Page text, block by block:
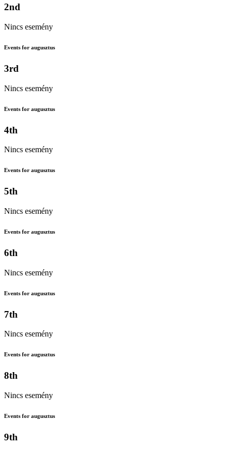
2nd
Nincs esemény
Events for augusztus
3rd
Nincs esemény
Events for augusztus
4th
Nincs esemény
Events for augusztus
5th
Nincs esemény
Events for augusztus
6th
Nincs esemény
Events for augusztus
7th
Nincs esemény
Events for augusztus
8th
Nincs esemény
Events for augusztus
9th